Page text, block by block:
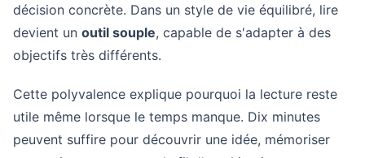
décision concrète. Dans un style de vie équilibré, lire
devient un outil souple, capable de s'adapter à des
objectifs très différents.
Cette polyvalence explique pourquoi la lecture reste
utile même lorsque le temps manque. Dix minutes
peuvent suffire pour découvrir une idée, mémoriser